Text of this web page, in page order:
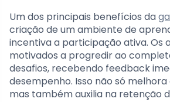
Um dos principais benefícios da
criação de um ambiente de
incentiva a participação ativa. Os
motivados a progredir ao
desafios, recebendo feedback
desempenho. Isso não só
mas também auxilia na retenção